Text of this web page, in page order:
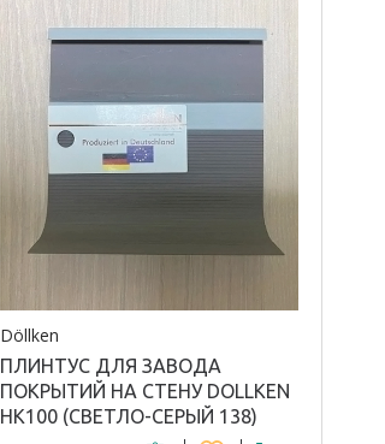
Материал плинтуса /
профиля:
Döllken
ПЛИНТУС ДЛЯ ЗАВОДА
ПОКРЫТИЙ НА СТЕНУ DOLLKEN
HK100 (СВЕТЛО-СЕРЫЙ 138)